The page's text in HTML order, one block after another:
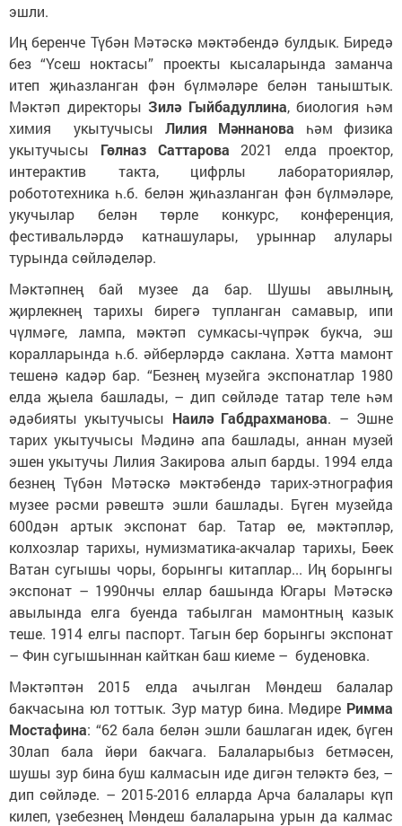
эшли.
Иң беренче Түбән Мәтәскә мәктәбендә булдык. Биредә
без “Үсеш ноктасы” проекты кысаларында заманча
итеп җиһазланган фән бүлмәләре белән таныштык.
Мәктәп директорыЗилә Гыйбадуллина, биология һәм
химия укытучысы Лилия Мәннанова һәм физика
укытучысы Гөлназ Саттарова 2021 елда проектор,
интерактив такта, цифрлы лабораторияләр,
робототехника һ.б. белән җиһазланган фән бүлмәләре,
укучылар белән төрле конкурс, конференция,
фестивальләрдә катнашулары, урыннар алулары
турында сөйләделәр.
Мәктәпнең бай музее да бар. Шушы авылның,
җирлекнең тарихы бирегә тупланган самавыр, ипи
чүлмәге, лампа, мәктәп сумкасы-чүпрәк букча, эш
коралларында һ.б. әйберләрдә саклана. Хәтта мамонт
тешенә кадәр бар. “Безнең музейга экспонатлар 1980
елда җыела башлады, – дип сөйләде татар теле һәм
әдәбияты укытучысы Наилә Габдрахманова. – Эшне
тарих укытучысы Мәдинә апа башлады, аннан музей
эшен укытучы Лилия Закирова алып барды. 1994 елда
безнең Түбән Мәтәскә мәктәбендә тарих-этнография
музее рәсми рәвештә эшли башлады. Бүген музейда
600дән артык экспонат бар. Татар өе, мәктәпләр,
колхозлар тарихы, нумизматика-акчалар тарихы, Бөек
Ватан сугышы чоры, борынгы китаплар... Иң борынгы
экспонат – 1990нчы еллар башында Югары Мәтәскә
авылында елга буенда табылган мамонтның казык
теше. 1914 елгы паспорт. Тагын бер борынгы экспонат
– Фин сугышыннан кайткан баш киеме – буденовка.
Мәктәптән 2015 елда ачылган Мөндеш балалар
бакчасына юл тоттык. Зур матур бина. Мөдире Римма
Мостафина: “62 бала белән эшли башлаган идек, бүген
30лап бала йөри бакчага. Балаларыбыз бетмәсен,
шушы зур бина буш калмасын иде дигән теләктә без, –
дип сөйләде. – 2015-2016 елларда Арча балалары күп
килеп, үзебезнең Мөндеш балаларына урын да калмас